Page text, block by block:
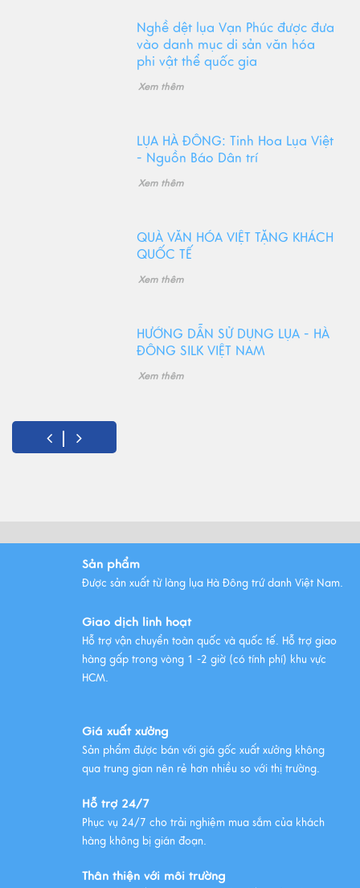
Nghề dệt lụa Vạn Phúc được đưa
vào danh mục di sản văn hóa
phi vật thể quốc gia
Xem thêm
LỤA HÀ ĐÔNG: Tinh Hoa Lụa Việt
- Nguồn Báo Dân trí
Xem thêm
QUÀ VĂN HÓA VIỆT TẶNG KHÁCH
QUỐC TẾ
Xem thêm
HƯỚNG DẪN SỬ DỤNG LỤA - HÀ
ĐÔNG SILK VIỆT NAM
Xem thêm
Đông trứ danh
Xem thêm
Sản phẩm
Được sản xuất từ làng lụa Hà Đông trứ danh Việt Nam.
Giao dịch linh hoạt
Hỗ trợ vận chuyển toàn quốc và quốc tế. Hỗ trợ giao
hàng gấp trong vòng 1 -2 giờ (có tính phí) khu vực
HCM.
Giá xuất xưởng
Sản phẩm được bán với giá gốc xuất xưởng không
qua trung gian nên rẻ hơn nhiều so với thị trường.
Hỗ trợ 24/7
Phục vụ 24/7 cho trải nghiệm mua sắm của khách
hàng không bị gián đoạn.
Thân thiện với môi trường